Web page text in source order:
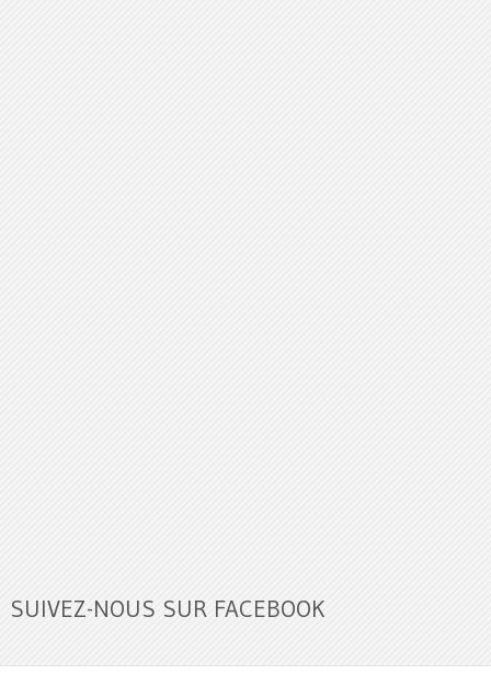
SUIVEZ-NOUS SUR FACEBOOK